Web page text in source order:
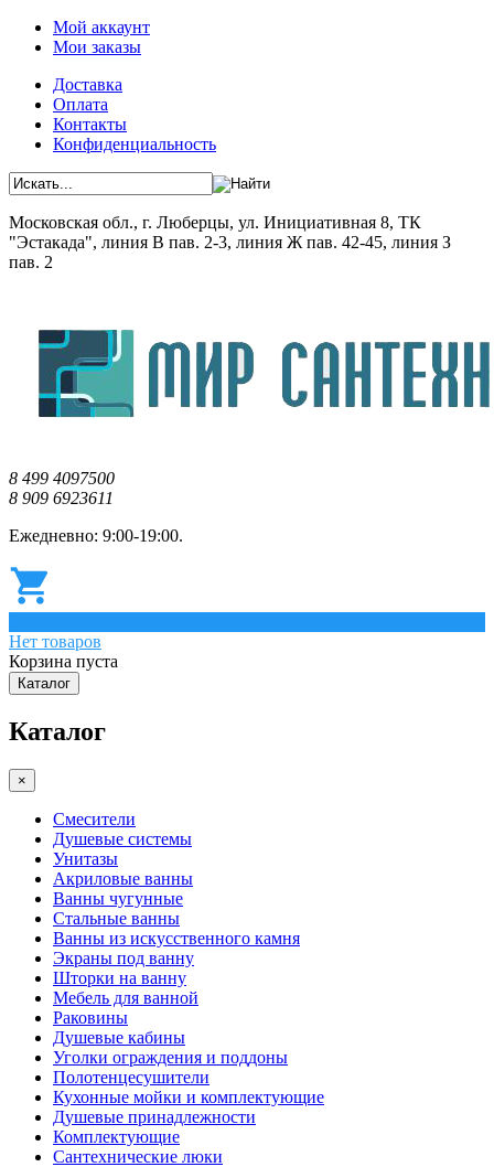
Мой аккаунт
Мои заказы
Доставка
Оплата
Контакты
Конфиденциальность
Московская обл., г. Люберцы, ул. Инициативная 8, ТК
"Эстакада", линия В пав. 2-3, линия Ж пав. 42-45, линия З
пав. 2
8 499 4097500
8 909 6923611
Ежедневно: 9:00-19:00.
Нет товаров
Корзина пуста
Каталог
Каталог
×
Смесители
Душевые системы
Унитазы
Акриловые ванны
Ванны чугунные
Стальные ванны
Ванны из искусственного камня
Экраны под ванну
Шторки на ванну
Мебель для ванной
Раковины
Душевые кабины
Уголки ограждения и поддоны
Полотенцесушители
Кухонные мойки и комплектующие
Душевые принадлежности
Комплектующие
Сантехнические люки